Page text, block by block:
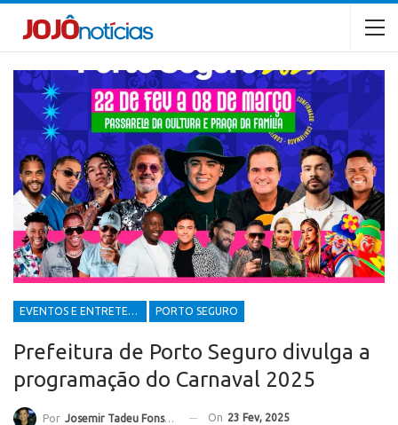
EVENTOS E ENTRETENIMENTOS PORTO SEGURO
Prefeitura de Porto Seguro divulga a
programação do Carnaval 2025
Por Josemir Tadeu Fonseca On 23 Fev, 2025